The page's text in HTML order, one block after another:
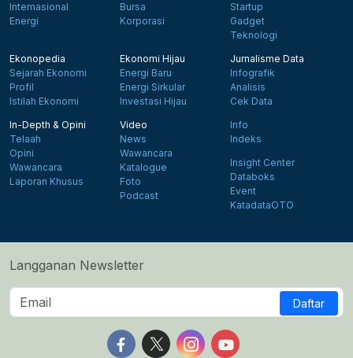
Internasional
Energi
Bursa
Korporasi
Startup
Gadget
Teknologi
Ekonopedia
Sejarah Ekonomi
Profil
Istilah Ekonomi
Ekonomi Hijau
Energi Baru
Energi Sirkular
Investasi Hijau
Jurnalisme Data
Infografik
Analisis
Cek Data
In-Depth & Opini
Telaah
Opini
Wawancara
Laporan Khusus
Video
News
Wawancara
Katalogue
Foto
Podcast
Info
Indeks
Insight Center
Databoks
Event
KatadataOTO
Langganan Newsletter
Daftar
Follow us on Facebook
Follow us on X
Follow us on Instagram
Follow us on